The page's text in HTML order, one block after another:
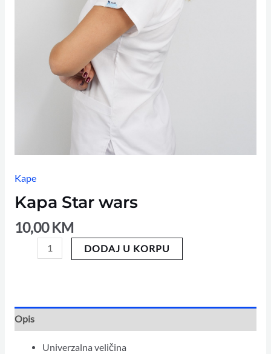
Kape
Kapa Star wars
10,00KM
DODAJ U KORPU
Opis
Univerzalna veličina